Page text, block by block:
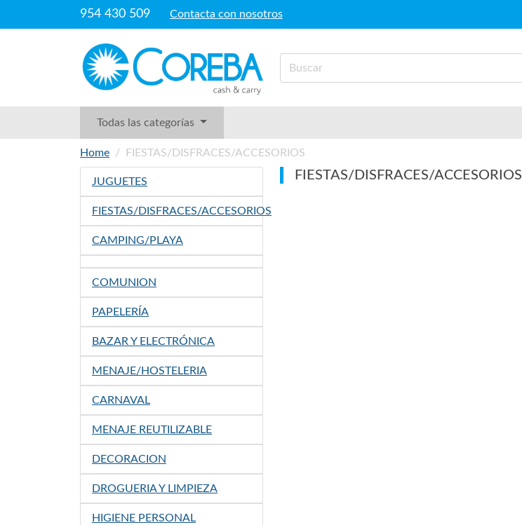
954 430 509 Contacta con nosotros
Todas las categorías
Home FIESTAS/DISFRACES/ACCESORIOS
FIESTAS/DISFRACES/ACCESORIOS
JUGUETES
FIESTAS/DISFRACES/ACCESORIOS
CAMPING/PLAYA
COMUNION
PAPELERÍA
BAZAR Y ELECTRÓNICA
MENAJE/HOSTELERIA
CARNAVAL
MENAJE REUTILIZABLE
DECORACION
DROGUERIA Y LIMPIEZA
HIGIENE PERSONAL